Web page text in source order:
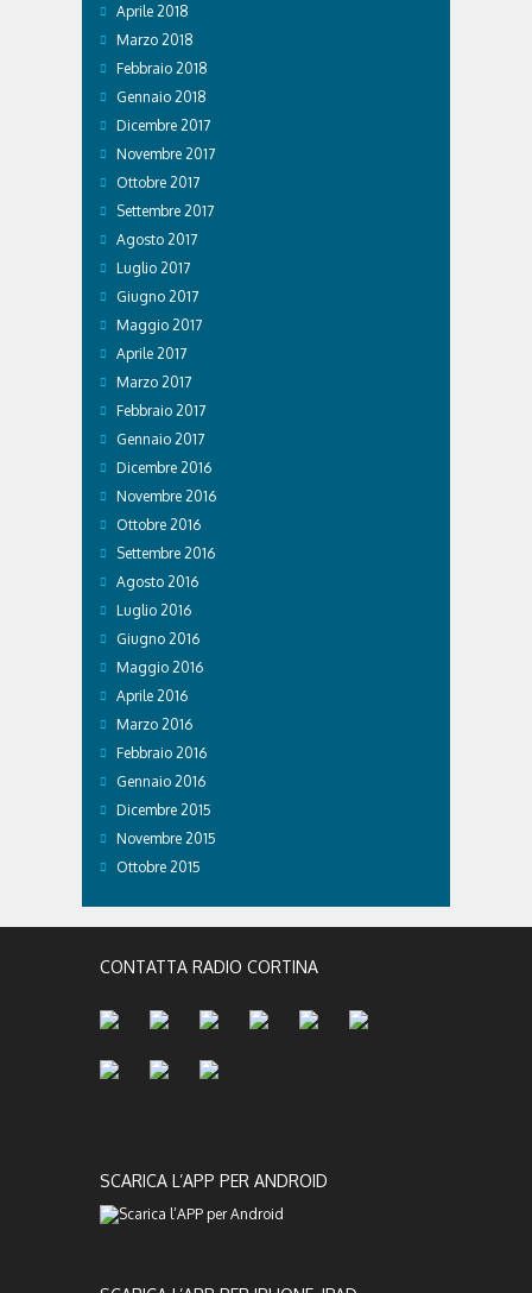
Aprile 2018
Marzo 2018
Febbraio 2018
Gennaio 2018
Dicembre 2017
Novembre 2017
Ottobre 2017
Settembre 2017
Agosto 2017
Luglio 2017
Giugno 2017
Maggio 2017
Aprile 2017
Marzo 2017
Febbraio 2017
Gennaio 2017
Dicembre 2016
Novembre 2016
Ottobre 2016
Settembre 2016
Agosto 2016
Luglio 2016
Giugno 2016
Maggio 2016
Aprile 2016
Marzo 2016
Febbraio 2016
Gennaio 2016
Dicembre 2015
Novembre 2015
Ottobre 2015
CONTATTA RADIO CORTINA
SCARICA L’APP PER ANDROID